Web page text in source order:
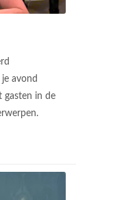
avond
gasten in de